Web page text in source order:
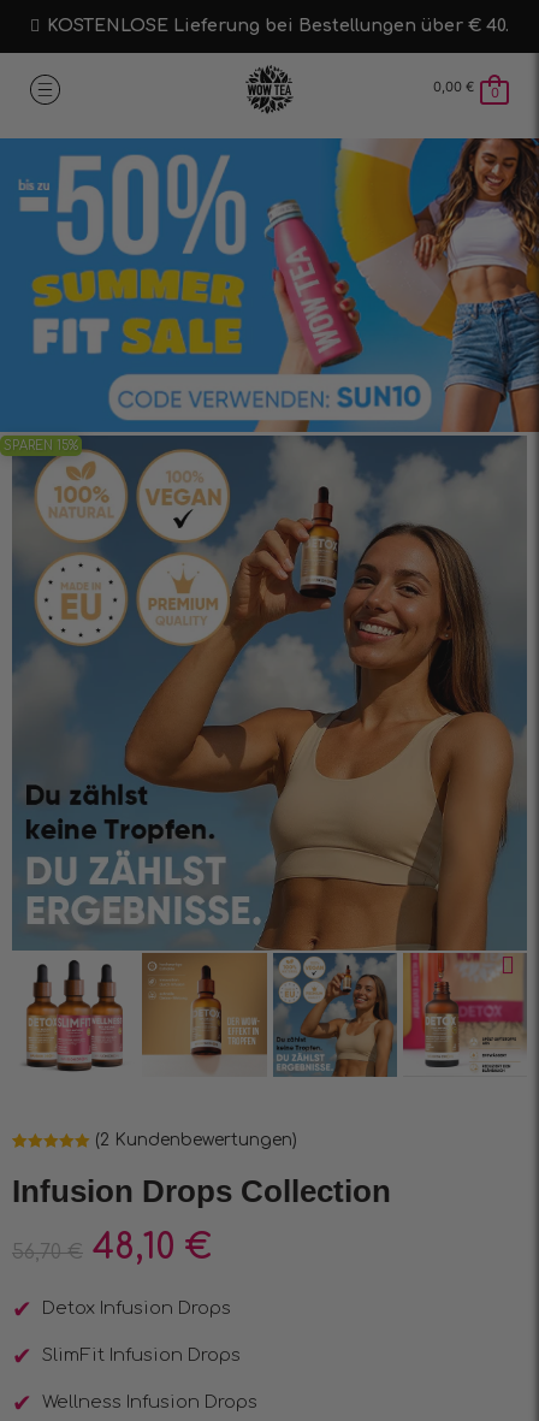
KOSTENLOSE Lieferung bei Bestellungen über € 40.
0,00 € 0
SPAREN 15%
von 5,
basierend
auf
(2 Kundenbewertungen)
Infusion Drops Collection
56,70€ 48,10 €
Detox Infusion Drops
SlimFit Infusion Drops
Wellness Infusion Drops